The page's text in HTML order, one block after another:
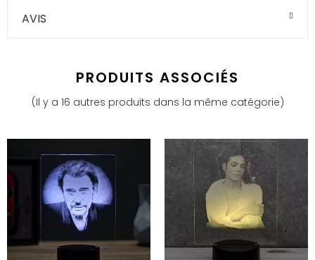
AVIS
PRODUITS ASSOCIÉS
(Il y a 16 autres produits dans la même catégorie)